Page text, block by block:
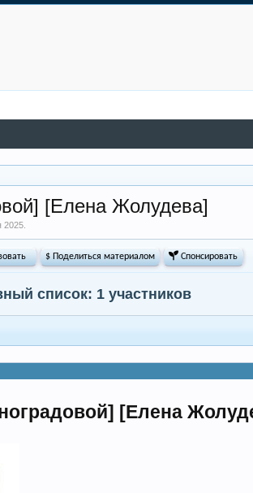
[Елена Жолудева]
2025
$ Поделиться материалом  Спонсировать
список: 1 участников
[Елена